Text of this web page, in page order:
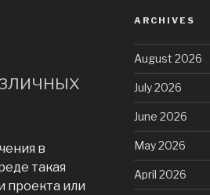
в
такая
проекта или
ARCHIVES
August 2026
July 2026
June 2026
May 2026
April 2026